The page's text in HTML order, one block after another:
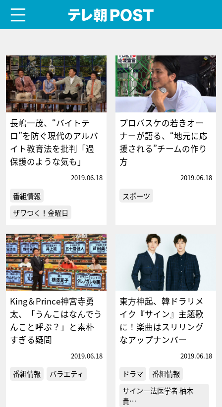
長嶋一茂、“バイトテ
ロ”を防ぐ現代のアルバ
イト教育法を批判「過
保護のような気も」
2019.06.18
番組情報
ザワつく！金曜日
プロバスケの若きオー
ナーが語る、“地元に応
援される”チームの作り
方
2019.06.18
スポーツ
King＆Prince神宮寺勇
太、「うんこはなんでう
んこと呼ぶ？」と素朴
すぎる疑問
2019.06.18
番組情報 バラエティ
東方神起、韓ドラリメ
イク『サイン』主題歌
に！楽曲はスリリング
なアップナンバー
2019.06.18
ドラマ
番組情報
サイン―法医学者 柚木
貴…